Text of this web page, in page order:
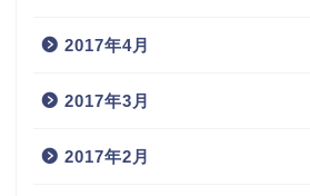
2017年4月
2017年3月
2017年2月